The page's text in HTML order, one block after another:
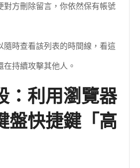
對方刪除留言，你依然保有帳號
隨時查看該列表的時間線，看這
持續攻擊其他人。
：利用瀏覽器
盤快捷鍵「高